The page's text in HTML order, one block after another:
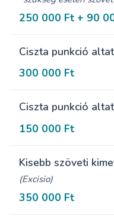
250 000 Ft + 90
Ciszta punkció
300 000 Ft
Ciszta punkció
150 000 Ft
Kisebb szöveti
(Excisio)
350 000 Ft